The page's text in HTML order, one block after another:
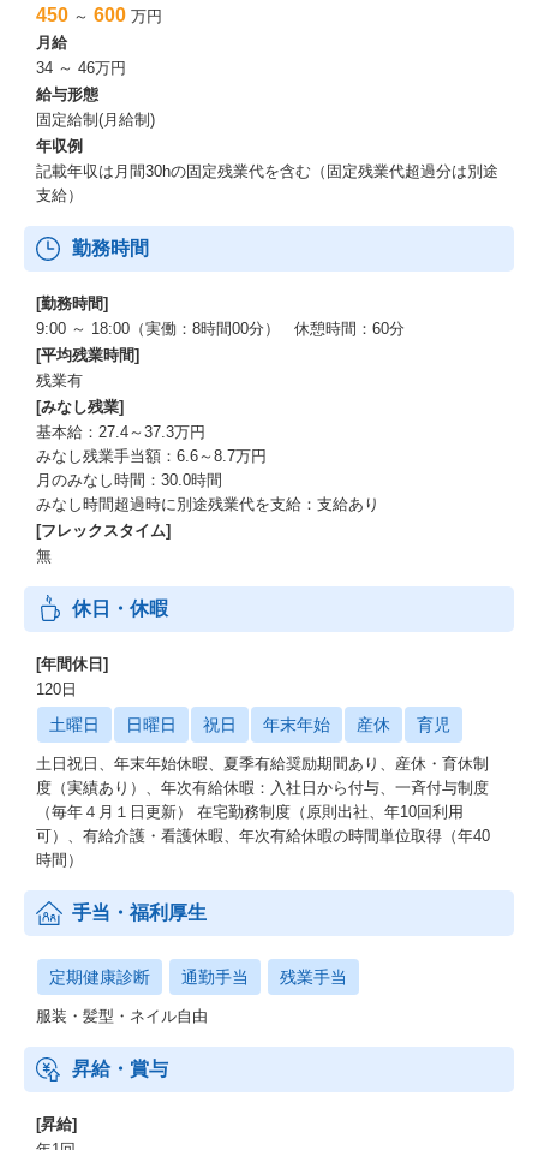
450 ～ 600 万円
月給
34 ～ 46万円
給与形態
固定給制(月給制)
年収例
記載年収は月間30hの固定残業代を含む（固定残業代超過分は別途
支給）
勤務時間
[勤務時間]
9:00 ～ 18:00（実働：8時間00分） 休憩時間：60分
[平均残業時間]
残業有
[みなし残業]
基本給：27.4～37.3万円
みなし残業手当額：6.6～8.7万円
月のみなし時間：30.0時間
みなし時間超過時に別途残業代を支給：支給あり
[フレックスタイム]
無
休日・休暇
[年間休日]
120日
土曜日 日曜日 祝日 年末年始 産休 育児
土日祝日、年末年始休暇、夏季有給奨励期間あり、産休・育休制
度（実績あり）、年次有給休暇：入社日から付与、一斉付与制度
（毎年４月１日更新） 在宅勤務制度（原則出社、年10回利用
可）、有給介護・看護休暇、年次有給休暇の時間単位取得（年40
時間）
手当・福利厚生
定期健康診断 通勤手当 残業手当
服装・髪型・ネイル自由
昇給・賞与
[昇給]